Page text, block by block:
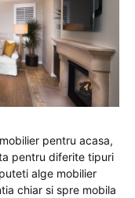
pentru acasa,
pentru diferite tipuri
alge mobilier
chiar si spre mobila